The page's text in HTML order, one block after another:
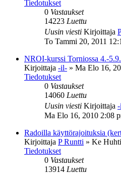
Tiedotukset
0 Vastaukset
14223 Luettu
Uusin viesti Kirjoittaja
To Tammi 20, 2011
NROI-kurssi Torniossa 4.-
Kirjoittaja -il- » Ma Elo 16,
Tiedotukset
0 Vastaukset
14060 Luettu
Uusin viesti Kirjoittaja
Ma Elo 16, 2010 2:08
Radoilla käyttörajoituksia
Kirjoittaja P Runtti » Ke
Tiedotukset
0 Vastaukset
13914 Luettu